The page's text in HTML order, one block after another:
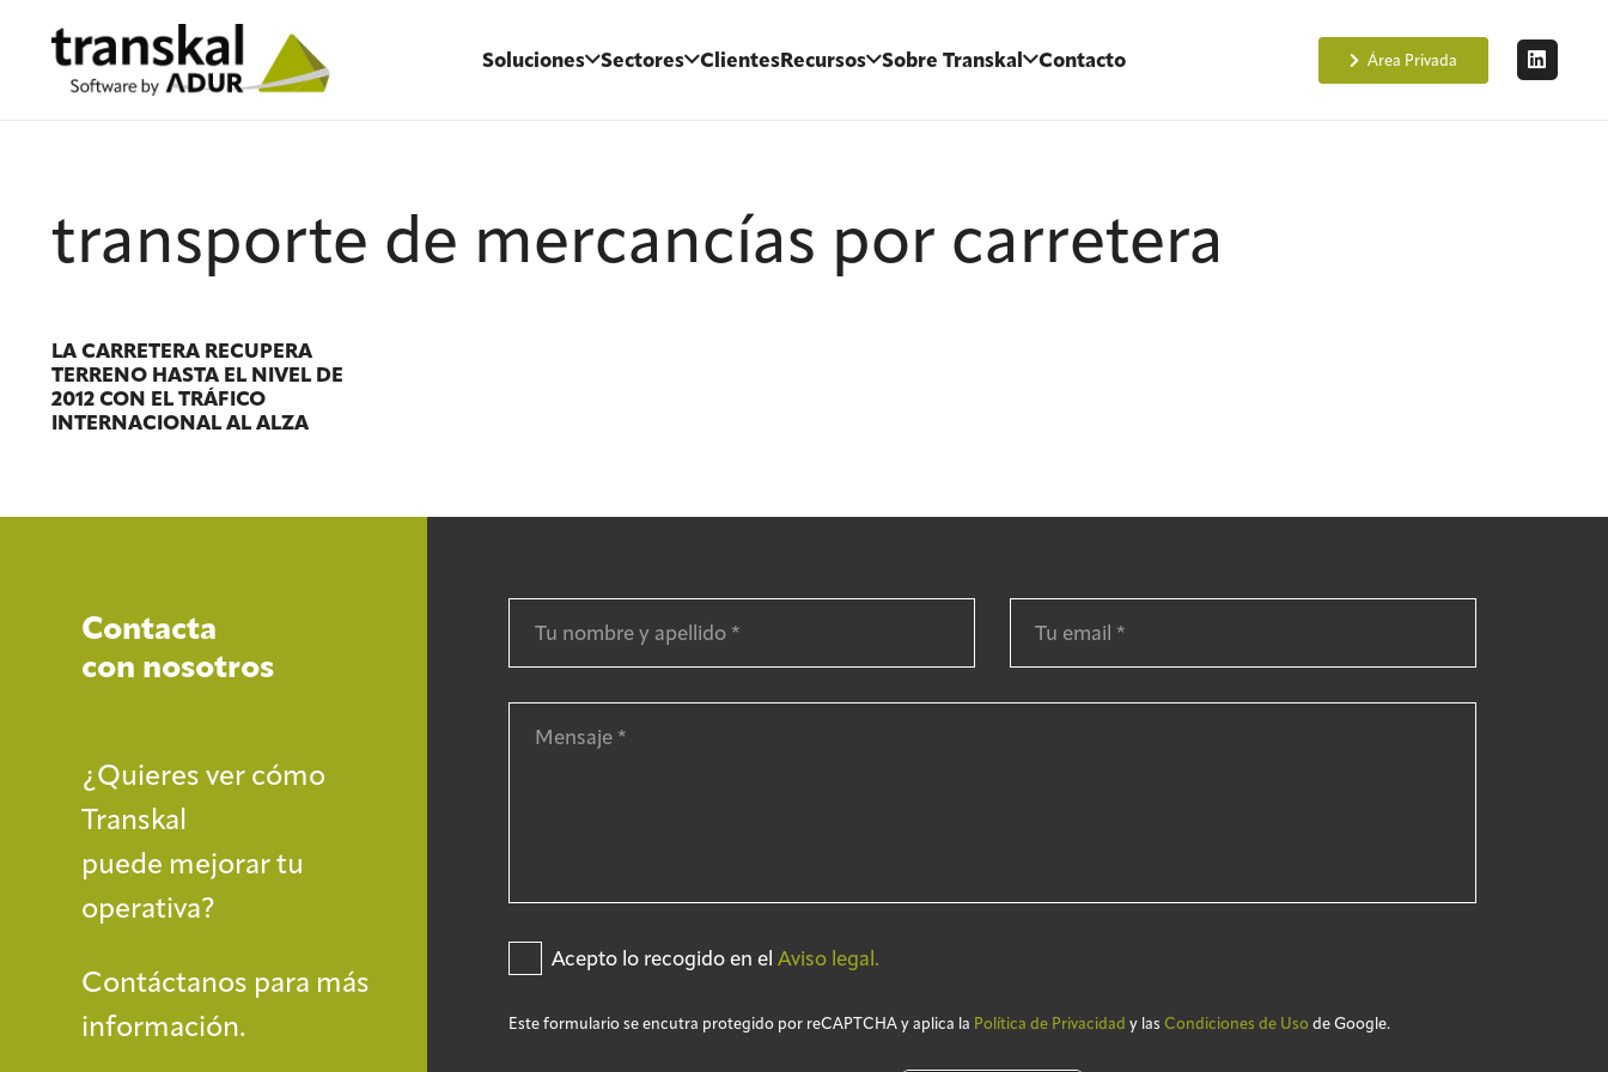
Soluciones Sectores ClientesRecursos Sobre Transkal Contacto Área Privada
transporte de mercancías por carretera
LA CARRETERA RECUPERA
TERRENO HASTA EL NIVEL DE
2012 CON EL TRÁFICO
INTERNACIONAL AL ALZA
Contacta
con nosotros
¿Quieres ver cómo
Transkal
puede mejorar tu
operativa?
Contáctanos para más
información.
Acepto lo recogido en elAviso legal.
Este formulario se encutra protegido por reCAPTCHA y aplica la Política de Privacidad y las Condiciones de Uso de Google.